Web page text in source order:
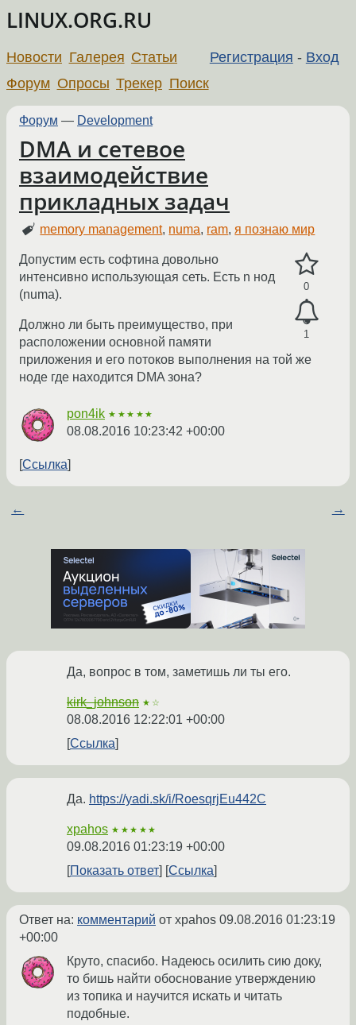
LINUX.ORG.RU
Регистрация - Вход
Новости Галерея Статьи
Форум Опросы Трекер Поиск
Форум — Development
DMA и сетевое
взаимодействие
прикладных задач
memory management, numa, ram,я познаю мир
0
1
Допустим есть софтина довольно
интенсивно использующая сеть. Есть n нод
(numa).
Должно ли быть преимущество, при
расположении основной памяти
приложения и его потоков выполнения на той же
ноде где находится DMA зона?
pon4ik ★★★★★
08.08.2016 10:23:42 +00:00
Ссылка
← →
Да, вопрос в том, заметишь ли ты его.
kirk_johnson ★☆
08.08.2016 12:22:01 +00:00
Ссылка
Да. https://yadi.sk/i/RoesqrjEu442C
xpahos ★★★★★
09.08.2016 01:23:19 +00:00
Показать ответ
Ссылка
Ответ на: комментарий от xpahos 09.08.2016 01:23:19
+00:00
Круто, спасибо. Надеюсь осилить сию доку,
то бишь найти обоснование утверждению
из топика и научится искать и читать
подобные.